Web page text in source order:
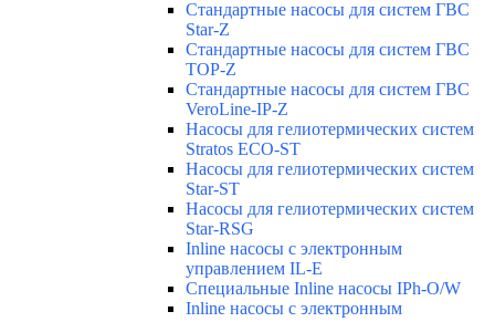
Стандартные насосы для систем ГВС
Star-Z
Стандартные насосы для систем ГВС
TOP-Z
Стандартные насосы для систем ГВС
VeroLine-IP-Z
Насосы для гелиотермических систем
Stratos ECO-ST
Насосы для гелиотермических систем
Star-ST
Насосы для гелиотермических систем
Star-RSG
Inline насосы с электронным
управлением IL-E
Специальные Inline насосы IPh-O/W
Inline насосы с электронным